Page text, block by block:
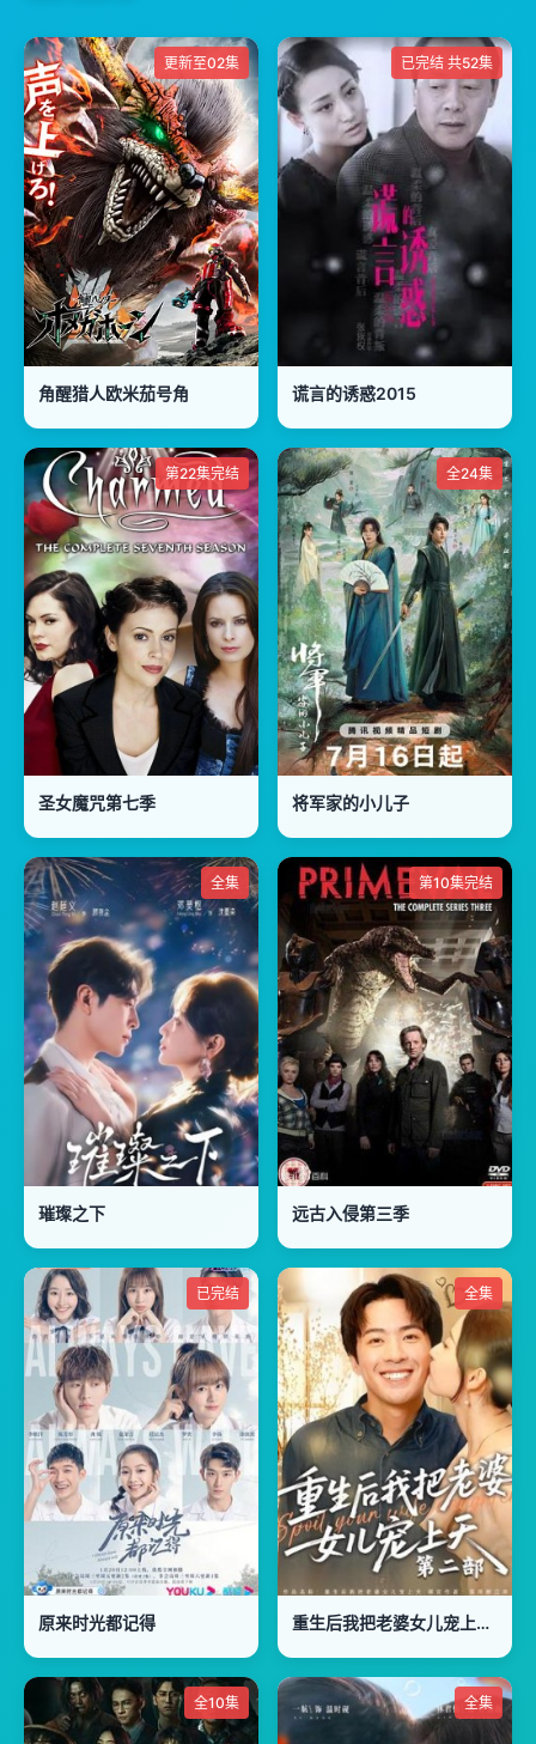
更新至02集
角醒猎人欧米茄号角
已完结 共52集
谎言的诱惑2015
第22集完结
圣女魔咒第七季
全24集
将军家的小儿子
全集
璀璨之下
第10集完结
远古入侵第三季
已完结
原来时光都记得
全集
重生后我把老婆女儿宠上天第2部
全10集 全集